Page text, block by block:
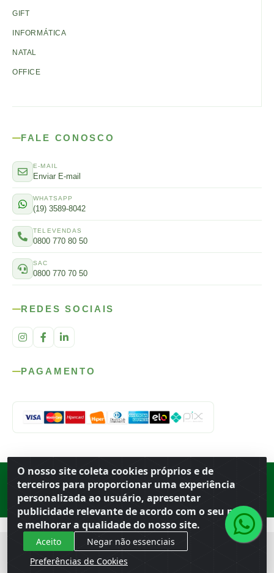
O nosso site coleta cookies próprios e de
terceiros para proporcionar uma experiência
personalizada ao usuário, apresentar
publicidade relevante de acordo com o seu perfil
e melhorar a qualidade do nosso site.
Aceito
Negar não essenciais
Preferências de Cookies
GIFT
INFORMÁTICA
NATAL
OFFICE
FALE CONOSCO
E-MAIL
Enviar E-mail
WHATSAPP
(19) 3589-8042
TELEVENDAS
0800 770 80 50
SAC
0800 770 70 50
REDES SOCIAIS
PAGAMENTO
Rod. SP-215, s/n, km 98 — Área Rural Porto Ferreira ·BR
· CEP
· CNPJ 56.679.863/0001-91
© 2026 Atacado Ideal